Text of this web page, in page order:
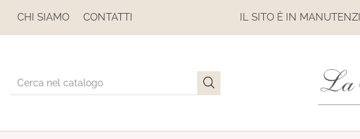
CHI SIAMO CONTATTI IL SITO È IN MANUTENZIONE. NON